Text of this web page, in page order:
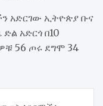
አድርገው ኢትዮጵያ ቡና
አድርጎ በ10
56 ጦሩ ደግሞ 34